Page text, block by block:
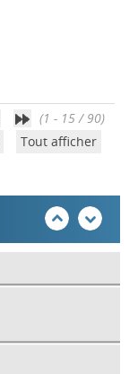
(1 - 15 / 90)
Tout afficher